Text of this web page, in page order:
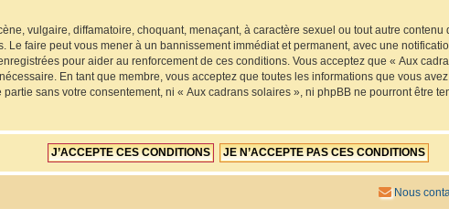
vulgaire, diffamatoire, choquant, menaçant, à caractère sexuel ou tout autre
faire peut vous mener à un bannissement immédiat et permanent, avec une
pour aider au renforcement de ces conditions. Vous acceptez que « Aux
En tant que membre, vous acceptez que toutes les informations que vous
sans votre consentement, ni « Aux cadrans solaires », ni phpBB ne pourront être
Nous